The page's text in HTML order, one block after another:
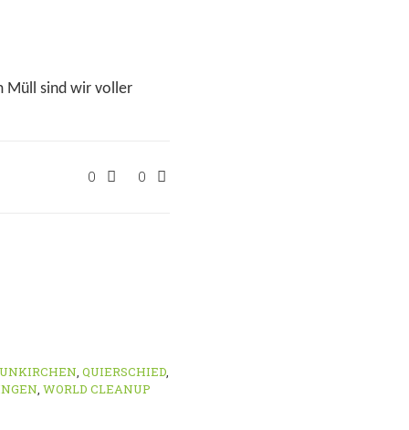
Müll sind wir voller
0 0
, QUIERSCHIED,
, WORLD CLEANUP